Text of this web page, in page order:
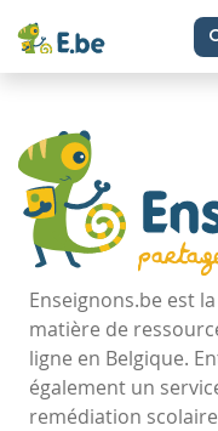
Enseignons.be est
matière de
ligne en Belgique.
également un
remédiation